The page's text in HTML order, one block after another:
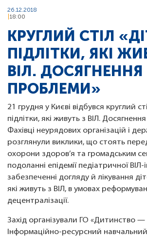
26.12.2018
18:00
КРУГЛИЙ СТІЛ
ПІДЛІТКИ, ЯКІ
ВІЛ. ДОСЯГНЕННЯ
ПРОБЛЕМИ»
21 грудня у Києві відбувся круглий
підлітки, які живуть з ВІЛ.
Фахівці неурядових організацій і
розглянули виклики, що стоять
охорони здоров’я та громадським
подоланні епідемії педіатричної ВІЛ-
забезпеченні догляду й лікування
які живуть з ВІЛ, в умовах
децентралізації.
Захід організували ГО «Дитинство
Інформаційно-ресурсний